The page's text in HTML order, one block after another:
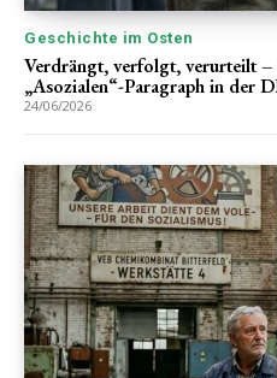
Geschichte im Osten
Verdrängt, verfolgt, verurteilt
„Asozialen“-Paragraph in der
24/06/2026